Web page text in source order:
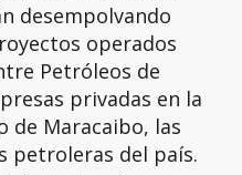
desempolvando
operados
Petróleos de
privadas en la
de Maracaibo, las
petroleras del país.